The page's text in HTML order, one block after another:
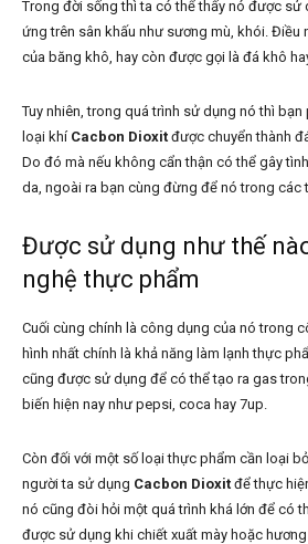
Trong đời sống thì ta có thể thấy nó được sử
ứng trên sân khấu như sương mù, khói. Điều
của băng khô, hay còn được gọi là đá khô
Tuy nhiên, trong quá trình sử dụng nó thì
loại khí Cacbon Dioxit được chuyển thành
Do đó mà nếu không cẩn thận có thể gây
da, ngoài ra bạn cùng đừng để nó trong các
Được sử dụng như thế
nghệ thực phẩm
Cuối cùng chính là công dụng của nó trong
hình nhất chính là khả năng làm lạnh thực
cũng được sử dụng để có thể tạo ra gas
biến hiện nay như pepsi, coca hay 7up.
Còn đối với một số loại thực phẩm cần loại
người ta sử dụng Cacbon Dioxit để thực
nó cũng đòi hỏi một quá trình khá lớn để có
được sử dụng khi chiết xuất mày hoặc hương